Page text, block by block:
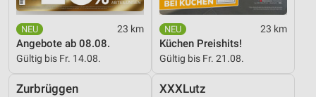
23 km
Angebote ab 08.08.
Gültig bis Fr. 14.08.
23 km
Küchen Preishits!
Gültig bis Fr. 21.08.
Zurbrüggen XXXLutz
Nicht-IAB-Verarbeitungszwecke:
Notwendig
Performance